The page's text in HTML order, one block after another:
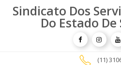
Sindicato Dos
Do Estado De
(11)